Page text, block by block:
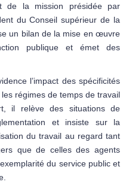
de la mission présidée par
du Conseil supérieur de la
un bilan de la mise en œuvre
publique et émet des
l’impact des spécificités
régimes de temps de travail
il relève des situations de
et insiste sur la
du travail au regard tant
que de celles des agents
du service public et